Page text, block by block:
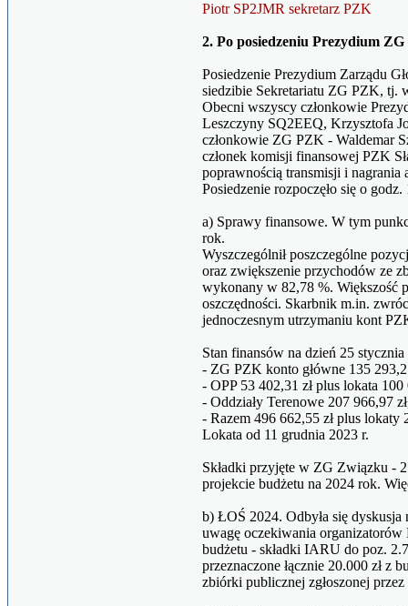
Piotr SP2JMR sekretarz PZK
2. Po posiedzeniu Prezydium
Posiedzenie Prezydium Zarządu
siedzibie Sekretariatu ZG PZK, tj.
Obecni wszyscy członkowie
Leszczyny SQ2EEQ, Krzysztofa
członkowie ZG PZK - Waldemar
członek komisji finansowej PZK
poprawnością transmisji i
Posiedzenie rozpoczęło się o godz.
a) Sprawy finansowe. W tym
rok.
Wyszczególnił poszczególne
oraz zwiększenie przychodów ze
wykonany w 82,78 %. Większość
oszczędności. Skarbnik m.in.
jednoczesnym utrzymaniu kont
Stan finansów na dzień 25
- ZG PZK konto główne 135
- OPP 53 402,31 zł plus lokata 100
- Oddziały Terenowe 207 966,97
- Razem 496 662,55 zł plus lokaty
Lokata od 11 grudnia 2023 r.
Składki przyjęte w ZG Związku -
projekcie budżetu na 2024 rok.
b) ŁOŚ 2024. Odbyła się
uwagę oczekiwania organizatorów
budżetu - składki IARU do poz.
przeznaczone łącznie 20.000 zł z
zbiórki publicznej zgłoszonej